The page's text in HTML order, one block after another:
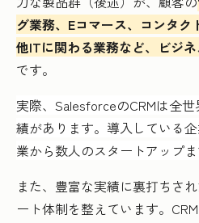
グ業務、Eコマース、コンタク
他ITに関わる業務など、ビジ
です。
実際、SalesforceのCRMは全
績があります。導入している
業から数人のスタートアップま
また、豊富な実績に裏打ちさ
ート体制を整えています。